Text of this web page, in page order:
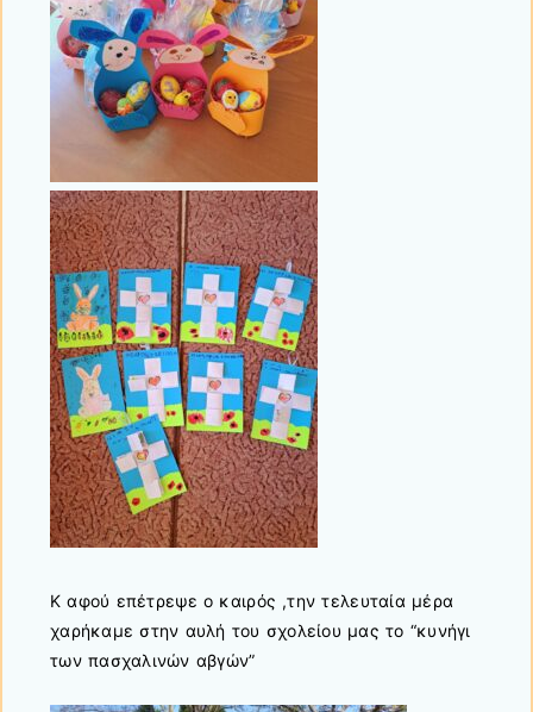
Κ αφού επέτρεψε ο καιρός ,την τελευταία μέρα
χαρήκαμε στην αυλή του σχολείου μας το “κυνήγι
των πασχαλινών αβγών”